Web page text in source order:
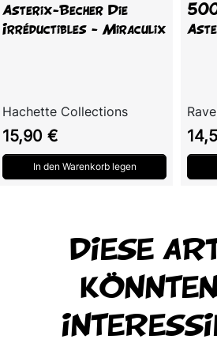
Asterix-Becher Die
Irréductibles - Miraculix
Hachette Collections
Preis
15,90 €
In den Warenkorb legen
Preis
DIESE